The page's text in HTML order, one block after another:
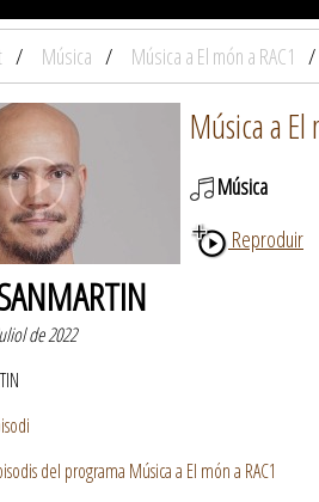
Música Música a El món a RAC1
Música a El
Música
Reproduir
de 2022
del programa Música a El món a RAC1